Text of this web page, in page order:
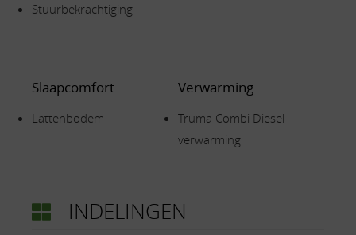
Stuurbekrachtiging
Slaapcomfort
Lattenbodem
Verwarming
Truma Combi Diesel
verwarming
INDELINGEN